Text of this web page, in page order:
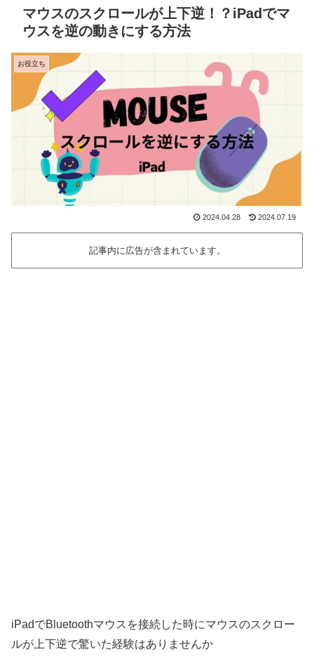
マウスのスクロールが上下逆！？iPadでマ
ウスを逆の動きにする方法
お役立ち
2024.04.28 2024.07.19
記事内に広告が含まれています。
iPadでBluetoothマウスを接続した時にマウスのスクロー
ルが上下逆で驚いた経験はありませんか